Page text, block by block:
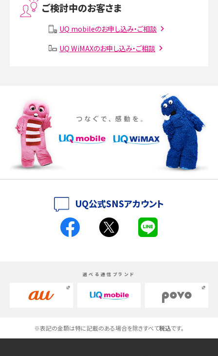
Instagram（インスタグラム）でスクショするとバレる？バレるケースや撮り方も解
SMSとは？料金やできること、注意点や届かない時の対処法を解説
iPhone 16eとiPhone SE（第3世代）の違いは？サイズやスペックを比較して解説
iPhone 16eとiPhone 14を徹底比較！スペック・機能の違いをわかりやすく紹介
iPhone 16シリーズのモデルを比較！価格・サイズ・カメラ性能の違いを徹底解説
iPhone 16とiPhone 15の違いは？カメラ・スペック・機能を徹底比較
スマホが高い理由は？購入費用を抑える方法や端末を選ぶ時の注意点を解説！
高校生にスマホ制限は必要？所持率やメリット・デメリットを詳しく紹介
スマホのネット通信速度が遅い原因は？すぐできる対処法や見直すポイントを解
ご検討中のお客さま
UQ mobileのお申し込み・ご相談
UQ WiMAXのお申し込み・ご相談
UQ公式SNSアカウント
選べる通信ブランド
※表記の金額は特に記載のある場合を除きすべて税込です。